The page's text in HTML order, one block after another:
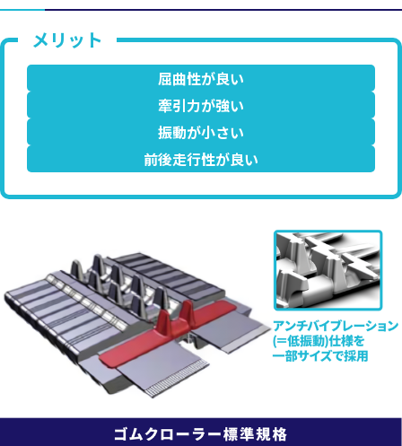
屈曲性が良い
牽引力が強い
振動が小さい
前後走行性が良い